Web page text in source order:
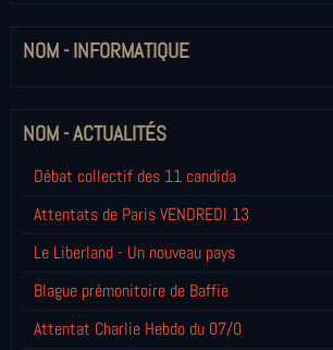
NOM - INFORMATIQUE
NOM - ACTUALITÉS
Débat collectif des 11 candida
Attentats de Paris VENDREDI 13
Le Liberland - Un nouveau pays
Blague prémonitoire de Baffie
Attentat Charlie Hebdo du 07/0